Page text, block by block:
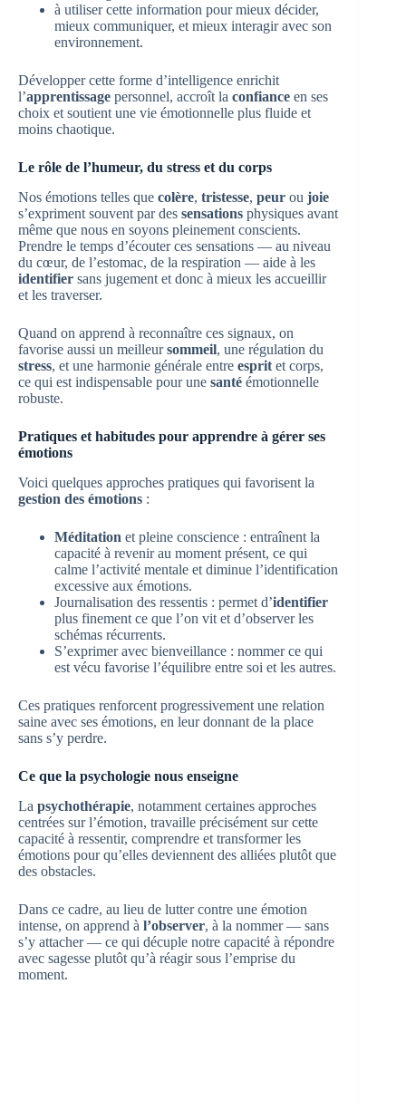
à utiliser cette information pour mieux décider,
mieux communiquer, et mieux interagir avec son
environnement.
Développer cette forme d’intelligence enrichit
l’apprentissage personnel, accroît la confiance en ses
choix et soutient une vie émotionnelle plus fluide et
moins chaotique.
Le rôle de l’humeur, du stress et du corps
Nos émotions telles que colère, tristesse, peur ou joie
s’expriment souvent par des sensations physiques avant
même que nous en soyons pleinement conscients.
Prendre le temps d’écouter ces sensations — au niveau
du cœur, de l’estomac, de la respiration — aide à les
identifier sans jugement et donc à mieux les accueillir
et les traverser.
Quand on apprend à reconnaître ces signaux, on
favorise aussi un meilleursommeil, une régulation du
stress, et une harmonie générale entre esprit et corps,
ce qui est indispensable pour une santé émotionnelle
robuste.
Pratiques et habitudes pour apprendre à gérer ses
émotions
Voici quelques approches pratiques qui favorisent la
gestion des émotions :
Méditation et pleine conscience : entraînent la
capacité à revenir au moment présent, ce qui
calme l’activité mentale et diminue l’identification
excessive aux émotions.
Journalisation des ressentis : permet d’identifier
plus finement ce que l’on vit et d’observer les
schémas récurrents.
S’exprimer avec bienveillance : nommer ce qui
est vécu favorise l’équilibre entre soi et les autres.
Ces pratiques renforcent progressivement une relation
saine avec ses émotions, en leur donnant de la place
sans s’y perdre.
Ce que la psychologie nous enseigne
La psychothérapie, notamment certaines approches
centrées sur l’émotion, travaille précisément sur cette
capacité à ressentir, comprendre et transformer les
émotions pour qu’elles deviennent des alliées plutôt que
des obstacles.
Dans ce cadre, au lieu de lutter contre une émotion
intense, on apprend à l’observer, à la nommer — sans
s’y attacher — ce qui décuple notre capacité à répondre
avec sagesse plutôt qu’à réagir sous l’emprise du
moment.